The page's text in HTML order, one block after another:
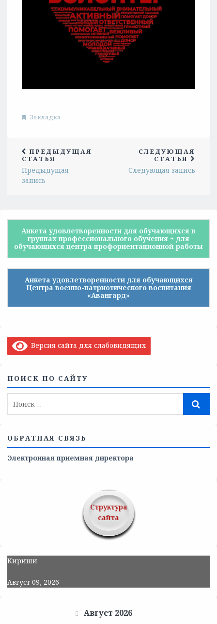
Закладка
ПРЕДЫДУЩАЯ
СТАТЬЯ
Предыдущая
запись
СЛЕДУЮЩАЯ
СТАТЬЯ
Следующая запись
Анкета удовлетворенности для обучающихся в
группах профессионального обучения + для
обучающихся центра профориентационной работы
Анкета удовлетворенности для обучающихся
Центра военно-патриотического воспитания
«Авангард»
Версия сайта для слабовидящих
ПОИСК ПО САЙТУ
ОБРАТНАЯ СВЯЗЬ
Электронная приемная директора
Структура
сайта
Кириши
Август 09, 2026
Август 2026